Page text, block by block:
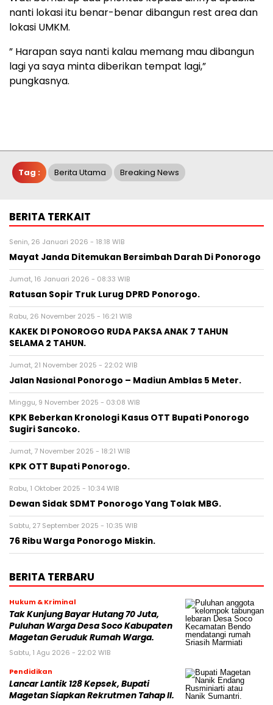
nanti lokasi itu benar-benar dibangun rest area dan
lokasi UMKM.
” Harapan saya nanti kalau memang mau dibangun
lagi ya saya minta diberikan tempat lagi,”
pungkasnya.
Tag : Berita Utama Breaking News
BERITA TERKAIT
Senin, 26 Januari 2026 - 18:18 WIB
Mayat Janda Ditemukan Bersimbah Darah Di Ponorogo
Jumat, 16 Januari 2026 - 08:33 WIB
Ratusan Sopir Truk Lurug DPRD Ponorogo.
Rabu, 26 November 2025 - 16:21 WIB
KAKEK DI PONOROGO RUDA PAKSA ANAK 7 TAHUN
SELAMA 2 TAHUN.
Jumat, 21 November 2025 - 22:02 WIB
Jalan Nasional Ponorogo – Madiun Amblas 5 Meter.
Minggu, 9 November 2025 - 03:08 WIB
KPK Beberkan Kronologi Kasus OTT Bupati Ponorogo
Sugiri Sancoko.
Jumat, 7 November 2025 - 18:21 WIB
KPK OTT Bupati Ponorogo.
Rabu, 1 Oktober 2025 - 10:34 WIB
Dewan Sidak SDMT Ponorogo Yang Tolak MBG.
Sabtu, 27 September 2025 - 10:35 WIB
76 Ribu Warga Ponorogo Miskin.
BERITA TERBARU
Hukum & Kriminal
Tak Kunjung Bayar Hutang 70 Juta,
Puluhan Warga Desa Soco Kabupaten
Magetan Geruduk Rumah Warga.
Sabtu, 1 Agu 2026 - 22:02 WIB
Pendidikan
Lancar Lantik 128 Kepsek, Bupati
Magetan Siapkan Rekrutmen Tahap II.